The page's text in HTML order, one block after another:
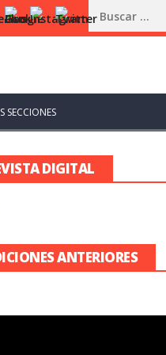
SECCIONES
DIGITAL
ANTERIORES